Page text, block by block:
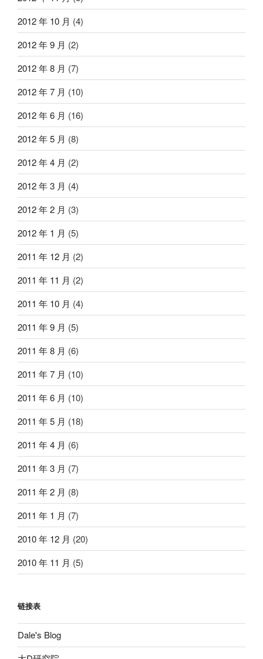
2012 年 10 月 (4)
2012 年 9 月 (2)
2012 年 8 月 (7)
2012 年 7 月 (10)
2012 年 6 月 (16)
2012 年 5 月 (8)
2012 年 4 月 (2)
2012 年 3 月 (4)
2012 年 2 月 (3)
2012 年 1 月 (5)
2011 年 12 月 (2)
2011 年 11 月 (2)
2011 年 10 月 (4)
2011 年 9 月 (5)
2011 年 8 月 (6)
2011 年 7 月 (10)
2011 年 6 月 (10)
2011 年 5 月 (18)
2011 年 4 月 (6)
2011 年 3 月 (7)
2011 年 2 月 (8)
2011 年 1 月 (7)
2010 年 12 月 (20)
2010 年 11 月 (5)
链接表
Dale's Blog